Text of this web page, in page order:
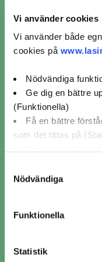
Vi använder cookies
Vi använder både
cookies på
Nödvändiga
Ge dig en bättre
(Funktionella)
Få en bättre
som det tittas på
använda cookies
använda
Nödvändiga
Funktionella
Statistik
från
Verkstan